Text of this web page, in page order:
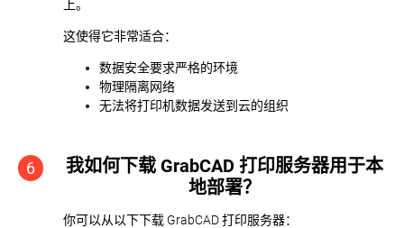
上。
这使得它非常适合：
数据安全要求严格的环境
物理隔离网络
无法将打印机数据发送到云的组织
6
我如何下载 GrabCAD 打印服务器用于本
地部署？
你可以从以下下载 GrabCAD 打印服务器：